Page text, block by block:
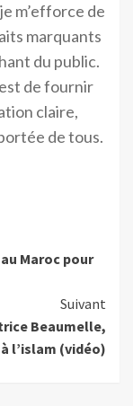
m’efforce de
marquants
du public.
de fournir
claire,
de tous.
Maroc pour
Suivant
Beaumelle,
l’islam (vidéo)